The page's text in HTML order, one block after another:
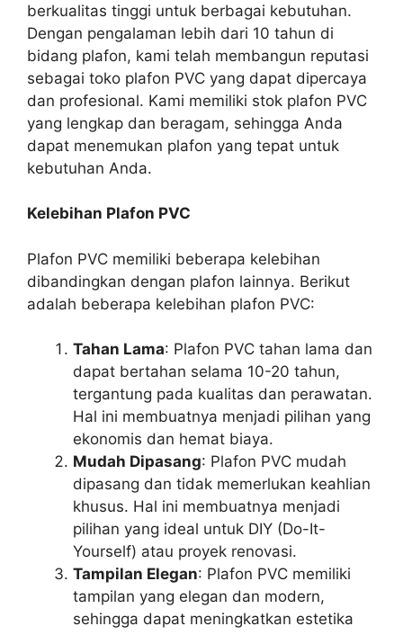
berkualitas tinggi untuk berbagai kebutuhan.
Dengan pengalaman lebih dari 10 tahun di
bidang plafon, kami telah membangun reputasi
sebagai toko plafon PVC yang dapat dipercaya
dan profesional. Kami memiliki stok plafon PVC
yang lengkap dan beragam, sehingga Anda
dapat menemukan plafon yang tepat untuk
kebutuhan Anda.
Kelebihan Plafon PVC
Plafon PVC memiliki beberapa kelebihan
dibandingkan dengan plafon lainnya. Berikut
adalah beberapa kelebihan plafon PVC:
Tahan Lama: Plafon PVC tahan lama dan
dapat bertahan selama 10-20 tahun,
tergantung pada kualitas dan perawatan.
Hal ini membuatnya menjadi pilihan yang
ekonomis dan hemat biaya.
Mudah Dipasang: Plafon PVC mudah
dipasang dan tidak memerlukan keahlian
khusus. Hal ini membuatnya menjadi
pilihan yang ideal untuk DIY (Do-It-
Yourself) atau proyek renovasi.
Tampilan Elegan: Plafon PVC memiliki
tampilan yang elegan dan modern,
sehingga dapat meningkatkan estetika